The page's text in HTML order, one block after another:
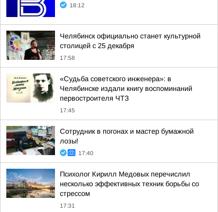
18:12
Челябинск официально станет культурной
столицей с 25 декабря
17:58
«Судьба советского инженера»: в
Челябинске издали книгу воспоминаний
первостроителя ЧТЗ
17:45
Сотрудник в погонах и мастер бумажной
лозы!
17:40
Психолог Кирилл Медовых перечислил
несколько эффективных техник борьбы со
стрессом
17:31